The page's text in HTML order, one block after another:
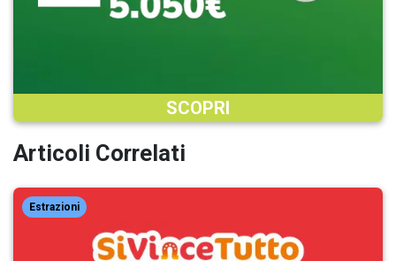
SCOPRI
Articoli Correlati
Estrazioni